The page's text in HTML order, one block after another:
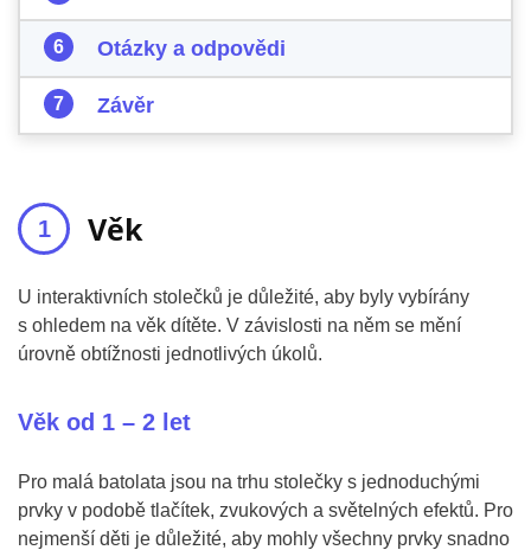
Otázky a odpovědi
Závěr
Věk
U interaktivních stolečků je důležité, aby byly vybírány
s ohledem na věk dítěte. V závislosti na něm se mění
úrovně obtížnosti jednotlivých úkolů.
Věk od 1 – 2 let
Pro malá batolata jsou na trhu stolečky s jednoduchými
prvky v podobě tlačítek, zvukových a světelných efektů. Pro
nejmenší děti je důležité, aby mohly všechny prvky snadno